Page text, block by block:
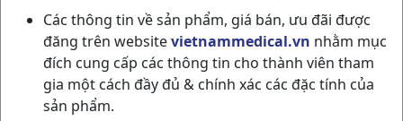
Các thông tin về sản phẩm, giá bán, ưu đãi được
đăng trên websitevietnammedical.vn nhằm mục
đích cung cấp các thông tin cho thành viên tham
gia một cách đầy đủ & chính xác các đặc tính của
sản phẩm.